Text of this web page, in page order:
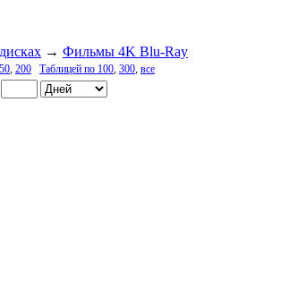
→ Фильмы 4K Blu-Ray
, 200 Таблицей по 100, 300, все